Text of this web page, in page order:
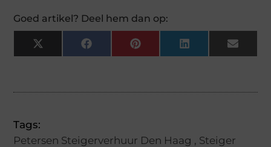
Goed artikel? Deel hem dan op:
X
(Twitter)
FacebookPinterestLinkedInEmail
Tags:
Petersen Steigerverhuur Den Haag , Steiger